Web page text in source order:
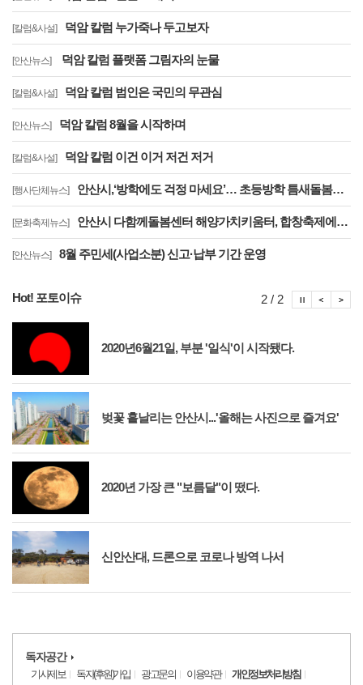
[칼럼&사설] 덕암 칼럼 누가죽나 두고보자
[안산뉴스] 덕암 칼럼 플랫폼 그림자의 눈물
[칼럼&사설] 덕암 칼럼 범인은 국민의 무관심
[안산뉴스] 덕암 칼럼 8월을 시작하며
[칼럼&사설] 덕암 칼럼 이건 이거 저건 저거
[행사단체뉴스] 안산시,‘방학에도 걱정 마세요’… 초등방학 틈새돌봄사업 추진
[문화축제뉴스] 안산시 다함께돌봄센터 해양가치키움터, 합창축제에서 감동의 무대
[안산뉴스] 8월 주민세(사업소분) 신고·납부 기간 운영
Hot! 포토이슈
2020년6월21일, 부분 '일식'이 시작됐다.
벚꽃 흩날리는 안산시...'올해는 사진으로 즐겨요'
2020년 가장 큰 "보름달"이 떴다.
신안산대, 드론으로 코로나 방역 나서
2 / 2 포
포토이
독자공간
기사제보 독자(후원)가입 광고문의 이용약관 개인정보처리방침